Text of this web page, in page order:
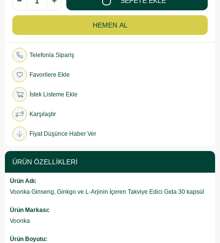
Telefonla Sipariş
Favorilere Ekle
İstek Listeme Ekle
Karşılaştır
Fiyat Düşünce Haber Ver
ÜRÜN ÖZELLIKLERI
Ürün Adı:
Voonka Ginseng, Ginkgo ve L-Arjinin İçeren Takviye Edici Gıda 30 kapsül
Ürün Markası:
Voonka
Ürün Boyutu: